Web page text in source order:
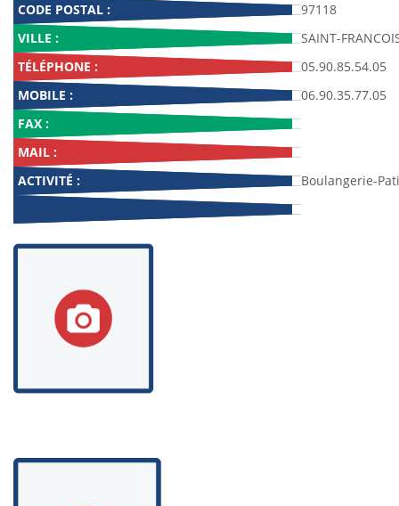
CODE POSTAL :
97118
VILLE :
SAINT-
TÉLÉPHONE :
05.90.85.54.05
MOBILE :
06.90.35.77.05
FAX :
MAIL :
ACTIVITÉ :
Boulangerie-